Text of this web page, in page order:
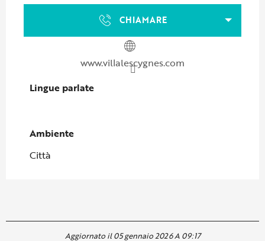
CHIAMARE
www.villalescygnes.com
Lingue parlate
Lingue parlate
Ambiente
Ambiente
Città
Aggiornato il 05 gennaio 2026 A 09:17